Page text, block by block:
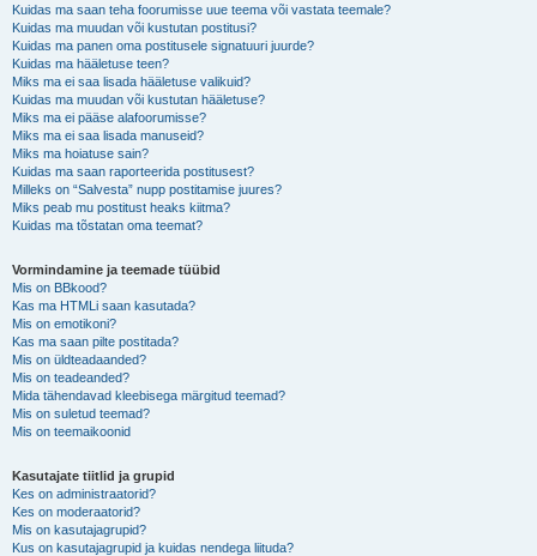
Kuidas ma saan teha foorumisse uue teema või vastata teemale?
Kuidas ma muudan või kustutan postitusi?
Kuidas ma panen oma postitusele signatuuri juurde?
Kuidas ma hääletuse teen?
Miks ma ei saa lisada hääletuse valikuid?
Kuidas ma muudan või kustutan hääletuse?
Miks ma ei pääse alafoorumisse?
Miks ma ei saa lisada manuseid?
Miks ma hoiatuse sain?
Kuidas ma saan raporteerida postitusest?
Milleks on “Salvesta” nupp postitamise juures?
Miks peab mu postitust heaks kiitma?
Kuidas ma tõstatan oma teemat?
Vormindamine ja teemade tüübid
Mis on BBkood?
Kas ma HTMLi saan kasutada?
Mis on emotikoni?
Kas ma saan pilte postitada?
Mis on üldteadaanded?
Mis on teadeanded?
Mida tähendavad kleebisega märgitud teemad?
Mis on suletud teemad?
Mis on teemaikoonid
Kasutajate tiitlid ja grupid
Kes on administraatorid?
Kes on moderaatorid?
Mis on kasutajagrupid?
Kus on kasutajagrupid ja kuidas nendega liituda?